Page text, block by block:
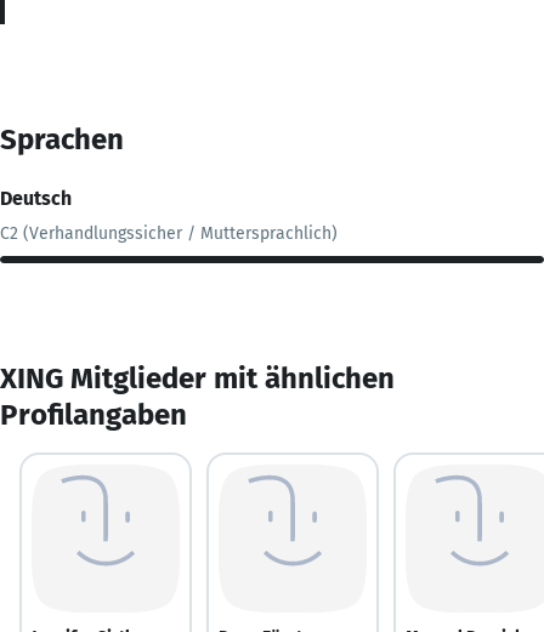
Sprachen
Deutsch
C2 (Verhandlungssicher / Muttersprachlich)
XING Mitglieder mit ähnlichen
Profilangaben